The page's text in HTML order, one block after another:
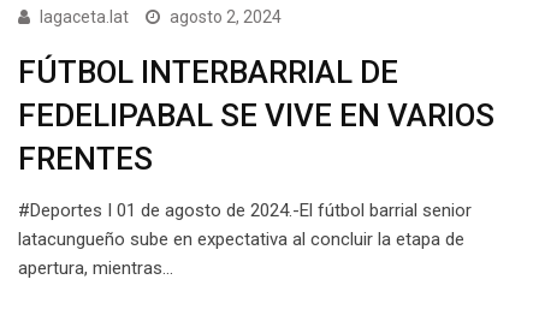
lagaceta.lat agosto 2, 2024
FÚTBOL INTERBARRIAL DE
FEDELIPABAL SE VIVE EN VARIOS
FRENTES
#Deportes I 01 de agosto de 2024.-El fútbol barrial senior
latacungueño sube en expectativa al concluir la etapa de
apertura, mientras…